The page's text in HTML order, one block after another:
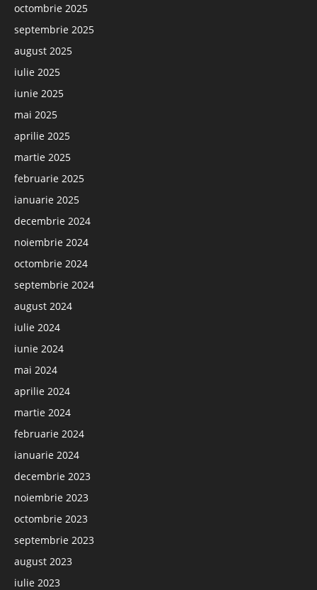
octombrie 2025
septembrie 2025
august 2025
iulie 2025
iunie 2025
mai 2025
aprilie 2025
martie 2025
februarie 2025
ianuarie 2025
decembrie 2024
noiembrie 2024
octombrie 2024
septembrie 2024
august 2024
iulie 2024
iunie 2024
mai 2024
aprilie 2024
martie 2024
februarie 2024
ianuarie 2024
decembrie 2023
noiembrie 2023
octombrie 2023
septembrie 2023
august 2023
iulie 2023